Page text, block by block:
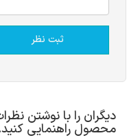
دیگران را با نوشتن
محصول راهنمایی کنید.